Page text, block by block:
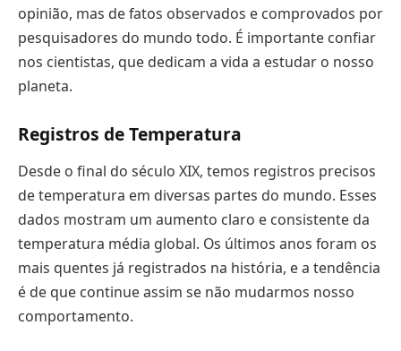
opinião, mas de fatos observados e comprovados por
pesquisadores do mundo todo. É importante confiar
nos cientistas, que dedicam a vida a estudar o nosso
planeta.
Registros de Temperatura
Desde o final do século XIX, temos registros precisos
de temperatura em diversas partes do mundo. Esses
dados mostram um aumento claro e consistente da
temperatura média global. Os últimos anos foram os
mais quentes já registrados na história, e a tendência
é de que continue assim se não mudarmos nosso
comportamento.